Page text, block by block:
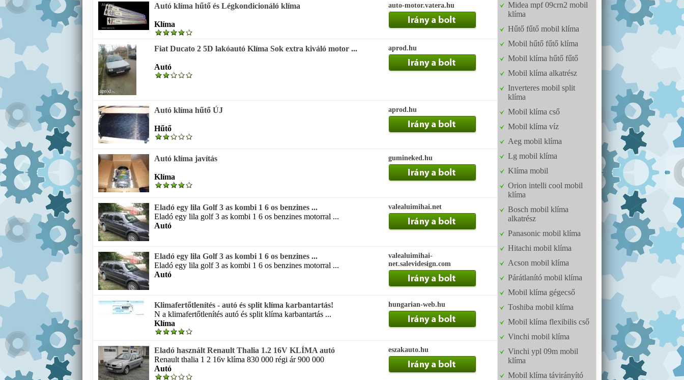
Autó klíma hűtő és Légkondicionáló klíma
Klíma
auto-motor.vatera.hu
Fiat Ducato 2 5D lakóautó Klíma Sok extra kiváló motor ...
Autó
aprod.hu
Autó klíma hűtő ÚJ
Hűtő
aprod.hu
Autó klíma javítás
Klíma
gumineked.hu
Eladó egy lila Golf 3 as kombi 1 6 os benzines ...
Eladó egy lila golf 3 as kombi 1 6 os benzines motorral ...
Autó
valealuimihai.net
Eladó egy lila Golf 3 as kombi 1 6 os benzines ...
Eladó egy lila golf 3 as kombi 1 6 os benzines motorral ...
Autó
valealuimihai-
net.salevidesign.com
Klimafertőtlenítés - autó és split klíma karbantartás!
N a klimafertőtlenítés autó és split klíma karbantartás ...
Klíma
hungarian-web.hu
Eladó használt Renault Thalia 1.2 16V KLÍMA autó
Renault thalia 1 2 16v klíma 830 000 régi ár 900 000
Autó
eszakauto.hu
Midea mpf 09crn2 mobil
klíma
Hűtő fűtő mobil klíma
Mobil hűtő fűtő klíma
Mobil klíma hűtő fűtő
Mobil klíma alkatrész
Inverteres mobil split
klíma
Mobil klíma cső
Mobil klíma víz
Aeg mobil klíma
Lg mobil klíma
Klíma mobil
Orion intelli cool mobil
klíma
Bosch mobil klíma
alkatrész
Panasonic mobil klíma
Hitachi mobil klíma
Acson mobil klíma
Párátlanító mobil klíma
Mobil klíma gégecső
Toshiba mobil klíma
Mobil klíma flexibilis cső
Vinchi mobil klíma
Vinchi ypl 09m mobil
klíma
Mobil klíma távirányító